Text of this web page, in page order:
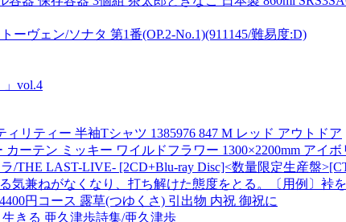
ーヴェン/ソナタ 第1番(OP.2-No.1)(911145/難易度:D)
」vol.4
リティー 半袖Tシャツ 1385976 847 M レッド アウトドア
ーテン ミッキー ワイルドフラワー 1300×2200mm アイ
/THE LAST-LIVE- [2CD+Blu-ray Disc]<数量限定生産盤
気兼ねがなくなり、打ち解けた態度をとる。〔用例〕裃
円コース 露草(つゆくさ) 引出物 内祝 御祝に
きる 亜久津歩詩集/亜久津歩